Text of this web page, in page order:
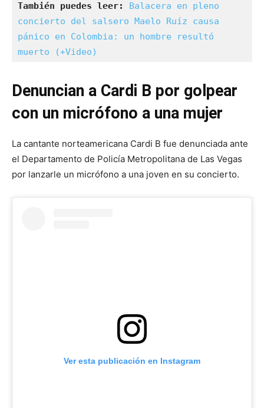
También puedes leer: Balacera en pleno
concierto del salsero Maelo Ruíz causa
pánico en Colombia: un hombre resultó
muerto (+Video)
Denuncian a Cardi B por golpear
con un micrófono a una mujer
La cantante norteamericana Cardi B fue denunciada ante
el Departamento de Policía Metropolitana de Las Vegas
por lanzarle un micrófono a una joven en su concierto.
Ver esta publicación en Instagram